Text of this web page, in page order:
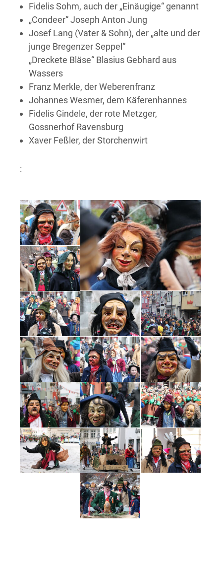
Fidelis Sohm, auch der „Einäugige“ genannt
„Condeer“ Joseph Anton Jung
Josef Lang (Vater & Sohn), der „alte und der
junge Bregenzer Seppel“
„Dreckete Bläse“ Blasius Gebhard aus
Wassers
Franz Merkle, der Weberenfranz
Johannes Wesmer, dem Käferenhannes
Fidelis Gindele, der rote Metzger,
Gossnerhof Ravensburg
Xaver Feßler, der Storchenwirt
: